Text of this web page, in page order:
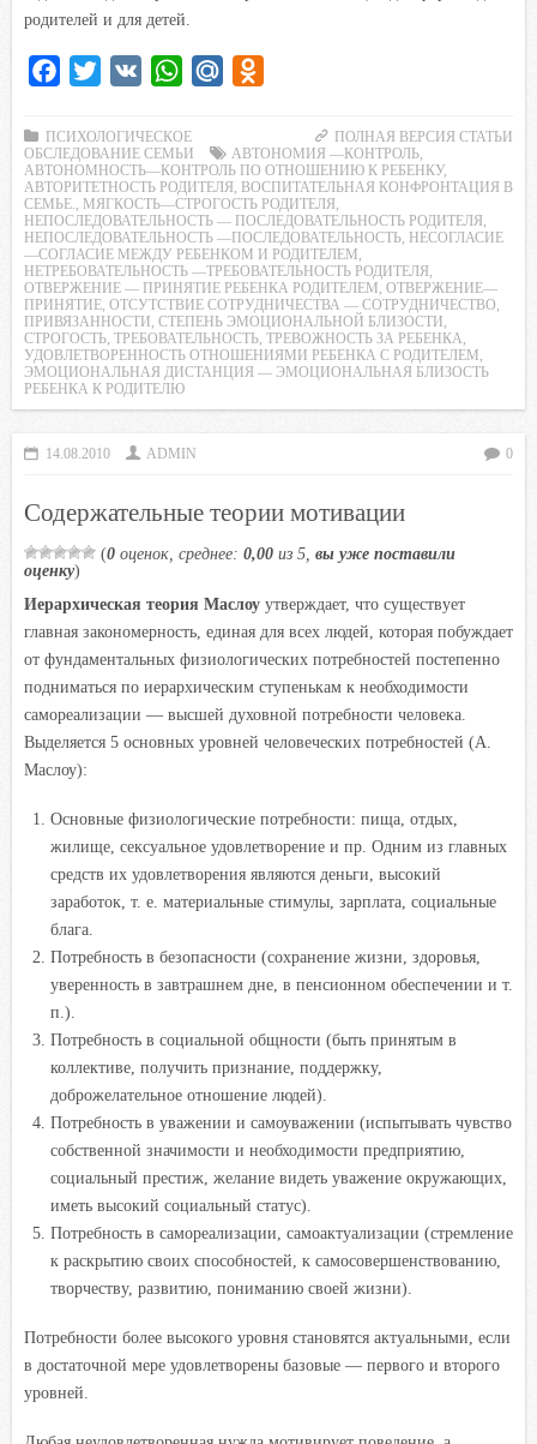
родителей и для детей.
c
e
b
o
o
k
i
t
t
e
r
W
a
t
s
A
p
p
l
.
R
u
o
k
l
a
s
s
n
k
ПОЛНАЯ ВЕРСИЯ СТАТЬИ
ПСИХОЛОГИЧЕСКОЕ
ОБСЛЕДОВАНИЕ СЕМЬИ
АВТОНОМИЯ —КОНТРОЛЬ,
АВТОНОМНОСТЬ—КОНТРОЛЬ ПО ОТНОШЕНИЮ К РЕБЕНКУ,
АВТОРИТЕТНОСТЬ РОДИТЕЛЯ
ВОСПИТАТЕЛЬНАЯ КОНФРОНТАЦИЯ В
СЕМЬЕ.
МЯГКОСТЬ—СТРОГОСТЬ РОДИТЕЛЯ
НЕПОСЛЕДОВАТЕЛЬНОСТЬ — ПОСЛЕДОВАТЕЛЬНОСТЬ РОДИТЕЛЯ
НЕПОСЛЕДОВАТЕЛЬНОСТЬ —ПОСЛЕДОВАТЕЛЬНОСТЬ
НЕСОГЛАСИЕ
—СОГЛАСИЕ МЕЖДУ РЕБЕНКОМ И РОДИТЕЛЕМ
НЕТРЕБОВАТЕЛЬНОСТЬ —ТРЕБОВАТЕЛЬНОСТЬ РОДИТЕЛЯ
ОТВЕРЖЕНИЕ — ПРИНЯТИЕ РЕБЕНКА РОДИТЕЛЕМ ОТВЕРЖЕНИЕ—
ПРИНЯТИЕ ОТСУТСТВИЕ СОТРУДНИЧЕСТВА — СОТРУДНИЧЕСТВО
ПРИВЯЗАННОСТИ СТЕПЕНЬ ЭМОЦИОНАЛЬНОЙ БЛИЗОСТИ
СТРОГОСТЬ ТРЕБОВАТЕЛЬНОСТЬ ТРЕВОЖНОСТЬ ЗА РЕБЕНКА
УДОВЛЕТВОРЕННОСТЬ ОТНОШЕНИЯМИ РЕБЕНКА С РОДИТЕЛЕМ
ЭМОЦИОНАЛЬНАЯ ДИСТАНЦИЯ — ЭМОЦИОНАЛЬНАЯ БЛИЗОСТЬ
РЕБЕНКА К РОДИТЕЛЮ
14.08.2010 ADMIN 0
Содержательные теории мотивации
(0 оценок, среднее: 0,00 из 5, вы уже поставили
оценку)
Иерархическая теория Маслоу утверждает, что существует
главная закономерность, единая для всех людей, которая побуждает
от фундаментальных физиологических потребностей постепенно
подниматься по иерархическим ступенькам к необходимости
самореализации — высшей духовной потребности человека.
Выделяется 5 основных уровней человеческих потребностей (А.
Маслоу):
Основные физиологические потребности: пища, отдых,
жилище, сексуальное удовлетворение и пр. Одним из главных
средств их удовлетворения являются деньги, высокий
заработок, т. е. материальные стимулы, зарплата, социальные
блага.
Потребность в безопасности (сохранение жизни, здоровья,
уверенность в завтрашнем дне, в пенсионном обеспечении и т.
п.).
Потребность в социальной общности (быть принятым в
коллективе, получить признание, поддержку,
доброжелательное отношение людей).
Потребность в уважении и самоуважении (испытывать чувство
собственной значимости и необходимости предприятию,
социальный престиж, желание видеть уважение окружающих,
иметь высокий социальный статус).
Потребность в самореализации, самоактуализации (стремление
к раскрытию своих способностей, к самосовершенствованию,
творчеству, развитию, пониманию своей жизни).
Потребности более высокого уровня становятся актуальными, если
в достаточной мере удовлетворены базовые — первого и второго
уровней.